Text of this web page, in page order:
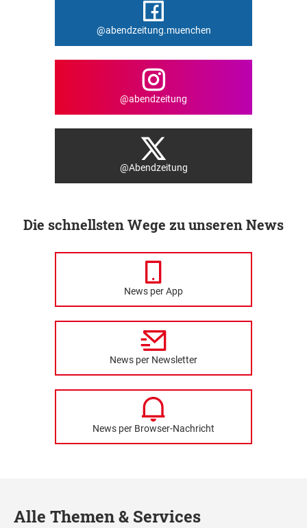
@abendzeitung.muenchen
@abendzeitung
@Abendzeitung
Die schnellsten Wege zu unseren News
News per App
News per Newsletter
News per Browser-Nachricht
Alle Themen & Services